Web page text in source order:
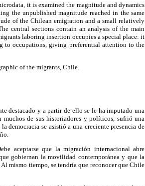
it is examined the magnitude and dynamics
the unpublished magnitude reached in the same
of the Chilean emigration and a small relatively
central sections contain an analysis of the main
laboring insertion occupies a special place: it
to occupations, giving preferential attention to the
of the migrants, Chile.
destacado y a partir de ello se le ha imputado una
de sus historiadores y políticos, sufrió una
se asistió a una creciente presencia de
aceptarse que la migración internacional abre
gobiernan la movilidad contemporánea y que la
mismo tiempo, se tendría que reconocer que Chile